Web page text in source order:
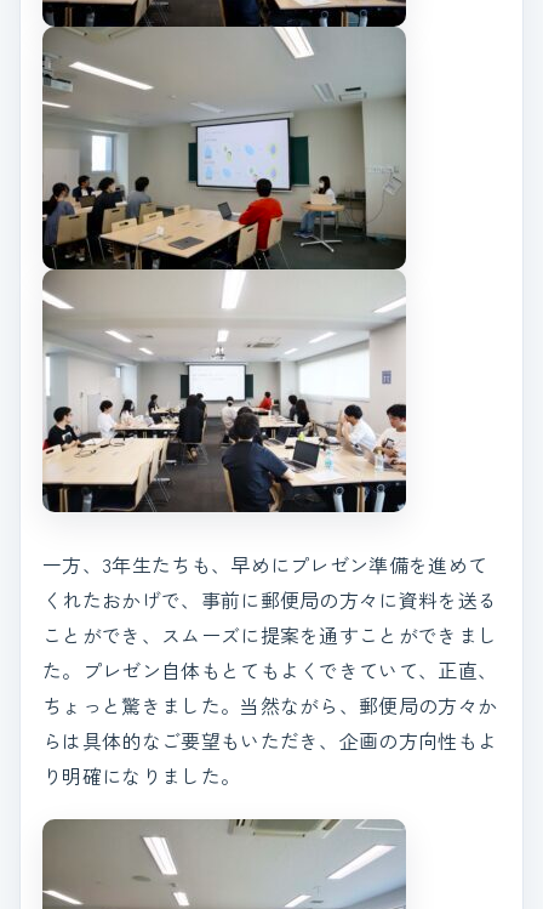
一方、3年生たちも、早めにプレゼン準備を進めて
くれたおかげで、事前に郵便局の方々に資料を送る
ことができ、スムーズに提案を通すことができまし
た。プレゼン自体もとてもよくできていて、正直、
ちょっと驚きました。当然ながら、郵便局の方々か
らは具体的なご要望もいただき、企画の方向性もよ
り明確になりました。